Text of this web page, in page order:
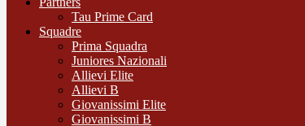
Tau Prime Card
Squadre
Prima Squadra
Juniores Nazionali
Allievi Elite
Allievi B
Giovanissimi Elite
Giovanissimi B